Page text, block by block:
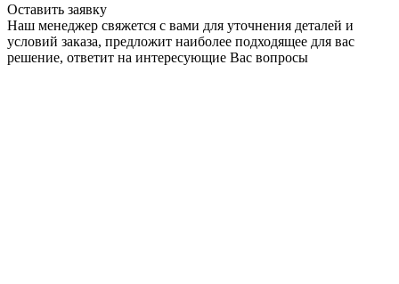
Оставить заявку
Наш менеджер свяжется с вами для уточнения деталей и
условий заказа, предложит наиболее подходящее для вас
решение, ответит на интересующие Вас вопросы